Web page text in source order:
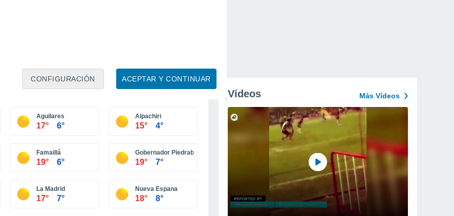
ACEPTAR Y CONTINUAR
CONFIGURACIÓN
Aguilares
17° 6°
Alpachiri
15° 4°
Famaillá
19° 6°
Gobernador Piedrabuena
19° 7°
La Madrid
17° 7°
Nueva Espana
18° 8°
Vídeos Más Vídeos